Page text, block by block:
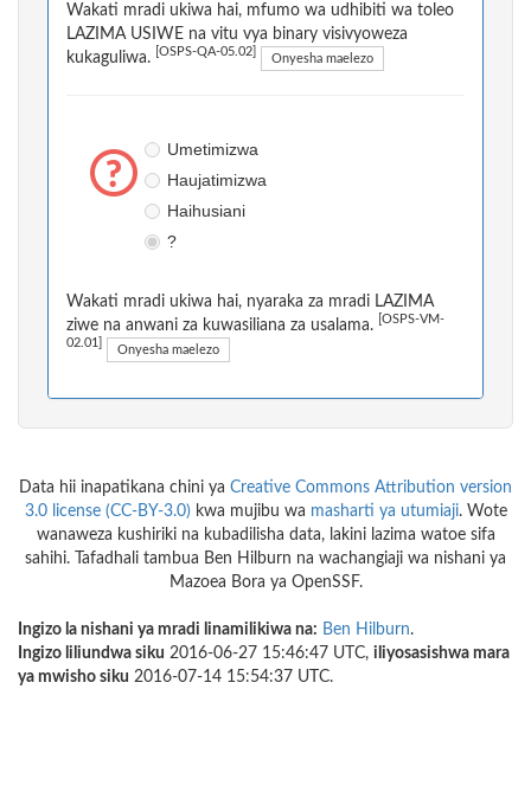
Wakati mradi ukiwa hai, mfumo wa udhibiti wa toleo
LAZIMA USIWE na vitu vya binary visivyoweza
kukaguliwa.
[OSPS-QA-05.02] Onyesha maelezo
Umetimizwa
Haujatimizwa
Haihusiani
?
Wakati mradi ukiwa hai, nyaraka za mradi LAZIMA
ziwe na anwani za kuwasiliana za usalama.
[OSPS-VM-
02.01] Onyesha maelezo
Data hii inapatikana chini ya Creative Commons Attribution version
3.0 license (CC-BY-3.0) kwa mujibu wa masharti ya utumiaji. Wote
wanaweza kushiriki na kubadilisha data, lakini lazima watoe sifa
sahihi. Tafadhali tambua Ben Hilburn na wachangiaji wa nishani ya
Mazoea Bora ya OpenSSF.
Ingizo la nishani ya mradi linamilikiwa na: Ben Hilburn.
Ingizo liliundwa siku 2016-06-27 15:46:47 UTC, iliyosasishwa mara
ya mwisho siku 2016-07-14 15:54:37 UTC.